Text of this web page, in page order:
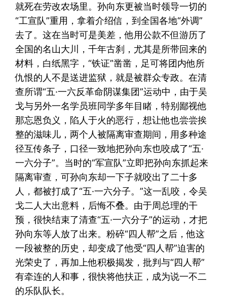
就死在劳改农场里。孙向东更被当时领导一切的
“工宣队”重用，拿着介绍信，到全国各地“外调”
去了。这在当时可是美差，他用公款不但游历了
全国的名山大川，千年古刹，尤其是所带回来的
材料，白纸黑字，“铁证”凿凿，足可将团内他所
仇恨的人不是送进监狱，就是被群众专政。在清
查所谓“五·一六反革命阴谋集团”运动中，由于吴
戈与另外一名学员班同学多年目睹，特别鄙视他
那忘恩负义，陷人于火的恶行，想让他也尝尝挨
整的滋味儿，两个人被隔离审查期间，用多种途
径互传条子，口径一致地把孙向东也咬成了“五·
一六分子”。当时的“军宣队”立即把孙向东抓起来
隔离审查，可孙向东却一下子就咬出了二十多
人，都被打成了“五·一六分子。”这一乱咬，令吴
戈二人大出意料，后悔不叠。由于周总理的干
预，很快结束了清查“五·一六分子”的运动，才把
孙向东等人放了出来。粉碎“四人帮”之后，他这
一段被整的历史，却变成了他受“四人帮”迫害的
光荣史了，再加上他积极揭发，批判与“四人帮”
有牵连的人和事，很快将他扶正，成为说一不二
的乐队队长。